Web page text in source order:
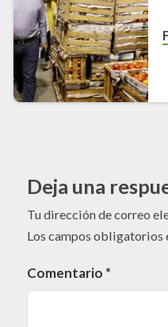
Deja una
Tu dirección de correo
Los campos obligatorios
Comentario *